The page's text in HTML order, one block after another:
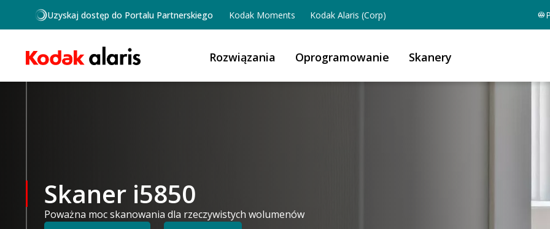
Przejdź do treści
Uzyskaj dostęp do Portalu Partnerskiego Kodak Moments Kodak Alaris (Corp)
Rozwiązania Oprogramowanie Skanery
Skaner i5850
Poważna moc skanowania dla rzeczywistych wolumenów